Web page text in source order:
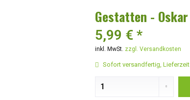
Gestatten -
5,99 € *
inkl. MwSt. zzgl. Versandkosten
Sofort versandfertig,